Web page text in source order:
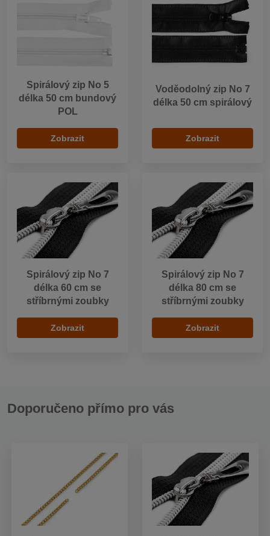
Spirálový zip No 5
délka 50 cm bundový
POL
Zobrazit
Voděodolný zip No 7
délka 50 cm spirálový
Zobrazit
Spirálový zip No 7
délka 60 cm se
stříbrnými zoubky
Zobrazit
Spirálový zip No 7
délka 80 cm se
stříbrnými zoubky
Zobrazit
Doporučeno přímo pro vás